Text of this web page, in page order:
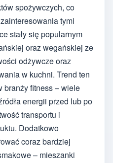
spożywczych, co
tymi
stały się popularnym
oraz wegańskiej ze
odżywcze oraz
w kuchni. Trend ten
branży fitness – wiele
energii przed lub po
transportu i
Dodatkowo
coraz bardziej
– mieszanki